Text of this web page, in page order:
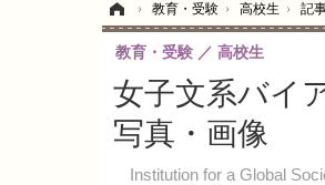
› 教育・受験 › 高校生 › 記
女子文系バイ
写真・画像
Institution for a Global
教育・受験 高校生